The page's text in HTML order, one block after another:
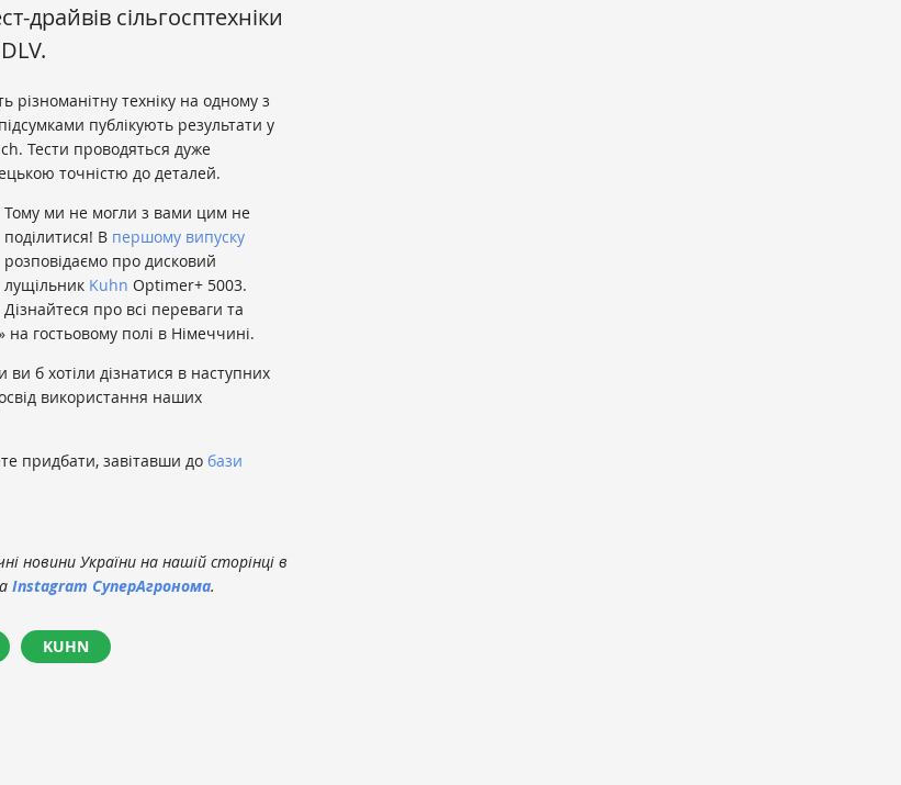
драйвів сільгосптехніки
різноманітну техніку на одному з
публікують результати у
Тести проводяться дуже
точністю до деталей.
Тому ми не могли з вами цим не
поділитися! В першому випуску
розповідаємо про дисковий
лущільник Kuhn Optimer+ 5003.
Дізнайтеся про всі переваги та
гостьовому полі в Німеччині.
ви б хотіли дізнатися в наступних
використання наших
придбати, завітавши до бази
новини України на нашій сторінці в
Instagram СуперАгронома.
KUHN